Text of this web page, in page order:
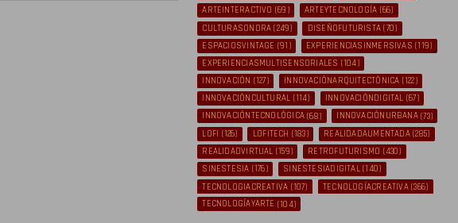
ARTEINTERACTIVO (69) ARTEYTECNOLOGÍA (66)
CULTURASONORA (249) DISEÑOFUTURISTA (70)
ESPACIOSVINTAGE (91) EXPERIENCIASINMERSIVAS (119)
EXPERIENCIASMULTISENSORIALES (104)
INNOVACIÓN (127) INNOVACIÓNARQUITECTÓNICA (122)
INNOVACIÓNCULTURAL (114) INNOVACIÓNDIGITAL (67)
INNOVACIÓNTECNOLÓGICA (68) INNOVACIÓNURBANA(73)
LOFI (126) LOFITECH (183) REALIDADAUMENTADA(285)
REALIDADVIRTUAL (159) RETROFUTURISMO (430)
SINESTESIA (176) SINESTESIADIGITAL(140)
TECNOLOGIACREATIVA (107) TECNOLOGÍACREATIVA(366)
TECNOLOGÍAYARTE (104)